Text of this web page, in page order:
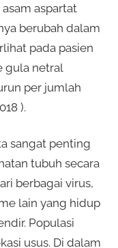
aspartat
berubah dalam
pada pasien
gula netral
per jumlah
).
sangat penting
tubuh secara
berbagai virus,
lain yang hidup
Populasi
usus. Di dalam